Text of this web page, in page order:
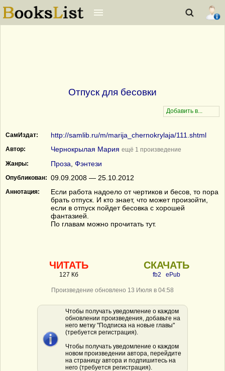
Отпуск для бесовки
СамИздат: http://samlib.ru/m/marija_chernokrylaja/111.shtml
Автор: Чернокрылая Мария ещё 1 произведение
Жанры:
Проза Фэнтези
Опубликован: 09.09.2008 — 25.10.2012
Аннотация:
Если работа надоело от чертиков и бесов, то пора
брать отпуск. И кто знает, что может произойти,
если в отпуск пойдет бесовка с хорошей
фантазией.
По главам можно прочитать тут.
ЧИТАТЬ
127 Кб
СКАЧАТЬ
fb2 ePub
Произведение обновлено 13 Июля в 04:58
Чтобы получать уведомление о каждом
обновлении произведения, добавьте на
него метку "Подписка на новые главы"
(требуется регистрация).
Чтобы получать уведомление о каждом
новом произведении автора, перейдите
на страницу автора и подпишитесь на
него (требуется регистрация).